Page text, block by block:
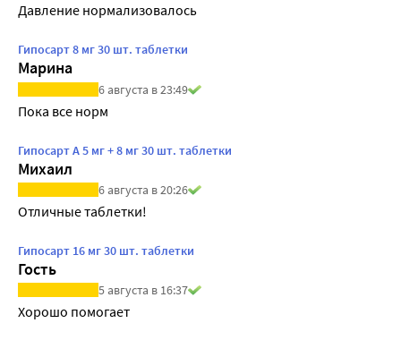
Давление нормализовалось
Гипосарт 8 мг 30 шт. таблетки
Марина
6 августа в 23:49
Пока все норм
Гипосарт А 5 мг + 8 мг 30 шт. таблетки
Михаил
6 августа в 20:26
Отличные таблетки!
Гипосарт 16 мг 30 шт. таблетки
Гость
5 августа в 16:37
Хорошо помогает